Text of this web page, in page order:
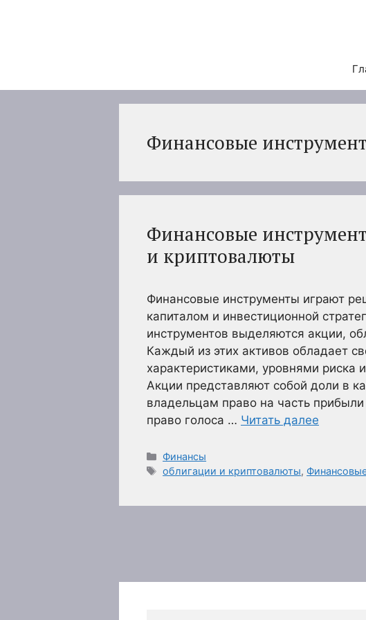
Финансовые
Финансовые
и криптовалюты
Финансовые инструменты играют
капиталом и инвестиционной
инструментов выделяются акции,
Каждый из этих активов обладает
характеристиками, уровнями риска
Акции представляют собой доли в
владельцам право на часть
право голоса … Читать далее
Рубрики
Финансы
Метки
облигации и криптовалюты,